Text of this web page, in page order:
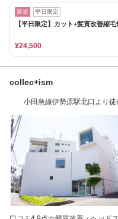
新規 平日限定
【平日限定】カット+髪質改善縮
¥24,500
collec+ism
小田急線伊勢原駅北口より徒